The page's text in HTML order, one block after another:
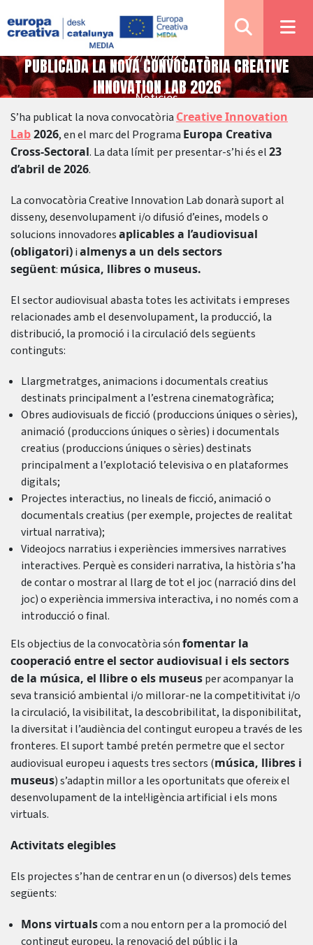
Notícies
PUBLICADA LA NOVA CONVOCATÒRIA CREATIVE
INNOVATION LAB 2026
22/10/2025
S’ha publicat la nova convocatòria Creative Innovation
Lab2026, en el marc del Programa Europa Creativa
Cross-Sectoral. La data límit per presentar-s’hi és el23
d’abril de 2026.
La convocatòria Creative Innovation Lab donarà suport al
disseny, desenvolupament i/o difusió d’eines, models o
solucions innovadoresaplicables a l’audiovisual
(obligatori)ialmenysa un dels sectors
següent: música, llibres o museus.
El sector audiovisual abasta totes les activitats i empreses
relacionades amb el desenvolupament, la producció, la
distribució, la promoció i la circulació dels següents
continguts:
Llargmetratges, animacions i documentals creatius
destinats principalment a l’estrena cinematogràfica;
Obres audiovisuals de ficció (produccions úniques o sèries),
animació (produccions úniques o sèries) i documentals
creatius (produccions úniques o sèries) destinats
principalment a l’explotació televisiva o en plataformes
digitals;
Projectes interactius, no lineals de ficció, animació o
documentals creatius (per exemple, projectes de realitat
virtual narrativa);
Videojocs narratius i experiències immersives narratives
interactives. Perquè es consideri narrativa, la història s’ha
de contar o mostrar al llarg de tot el joc (narració dins del
joc) o experiència immersiva interactiva, i no només com a
introducció o final.
Els objectius de la convocatòria sónfomentar la
cooperació entre el sector audiovisual i els sectors
de la música, el llibre o els museusper acompanyar la
seva transició ambiental i/o millorar-ne la competitivitat i/o
la circulació, la visibilitat, la descobribilitat, la disponibilitat,
la diversitat i l’audiència del contingut europeu a través de les
fronteres. El suport també pretén permetre que el sector
audiovisual europeu i aquests tres sectors (música, llibres i
museus) s’adaptin millor a les oportunitats que ofereix el
desenvolupament de la intel·ligència artificial i els mons
virtuals.
Activitats elegibles
Els projectes s’han de centrar en un (o diversos) dels temes
següents:
Mons virtualscom a nou entorn per a la promoció del
contingut europeu, la renovació del públic i la